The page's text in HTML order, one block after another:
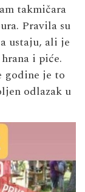
takmičara
Pravila su
ustaju, ali je
i piće.
godine je to
odlazak u